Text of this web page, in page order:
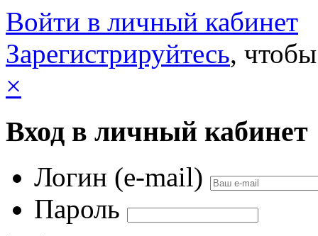
Войти в личный кабинет
Зарегистрируйтесь,
×
Вход в личный кабинет
Логин (e-mail)
Пароль